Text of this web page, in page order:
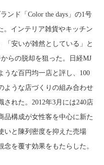
ンド「Color the days」の1号
。インテリア雑貨やキッチン
「安いが雑然としている」と
らの脱却を狙った。日経MJ
うな百円均一店と評し、100
ような店づくりの組み合わせ
れた。2012年3月には240店
品構成が女性客を中心に新た
いと陳列密度を抑えた売場
を覆す効果をもたらした。